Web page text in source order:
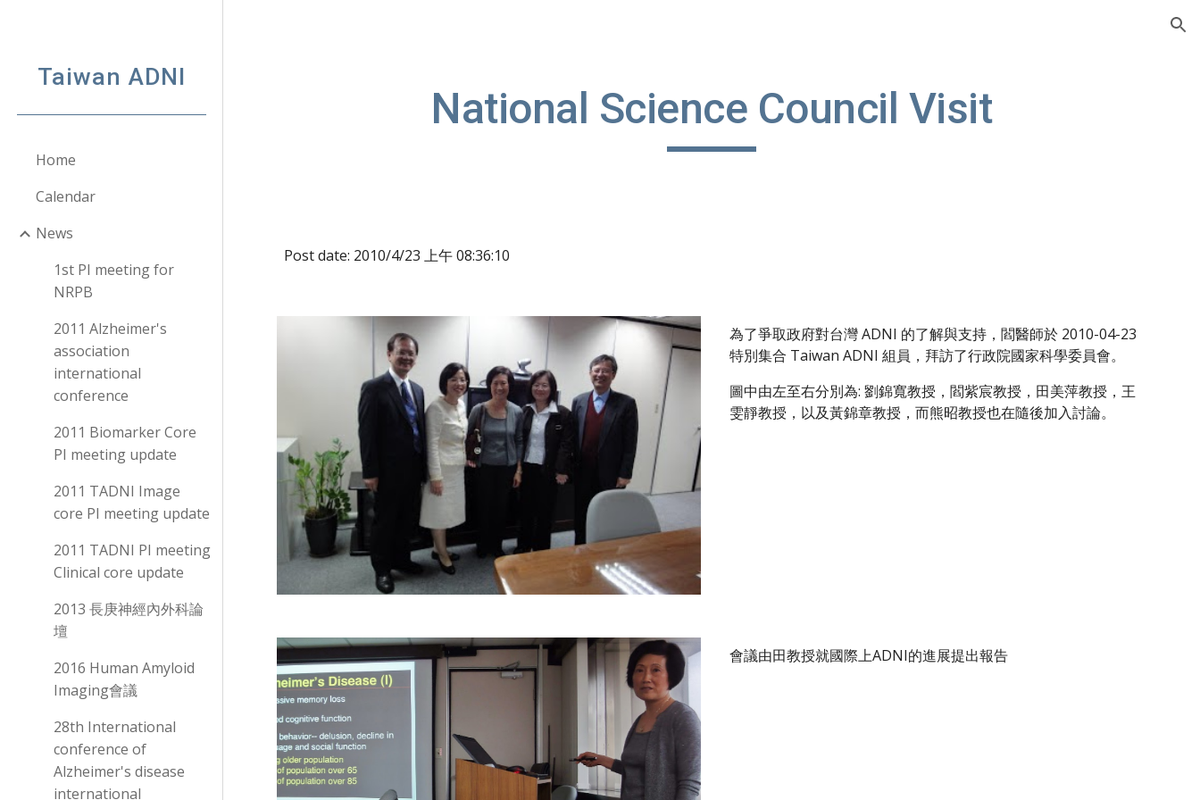
Taiwan ADNI
Home
Calendar
News
1st PI meeting for
NRPB
2011 Alzheimer's
association
international
conference
2011 Biomarker Core
PI meeting update
2011 TADNI Image
core PI meeting update
2011 TADNI PI meeting
Clinical core update
2013 長庚神經內外科論
壇
2016 Human Amyloid
Imaging會議
28th International
conference of
Alzheimer's disease
international
National Science Council Visit
Post date: 2010/4/23 上午 08:36:10
為了爭取政府對台灣 ADNI 的了解與支持，閻醫師於 2010-04-23
特別集合 Taiwan ADNI 組員，拜訪了行政院國家科學委員會。
圖中由左至右分別為: 劉錦寬教授，閻紫宸教授，田美萍教授，王
雯靜教授，以及黃錦章教授，而熊昭教授也在隨後加入討論。
會議由田教授就國際上ADNI的進展提出報告